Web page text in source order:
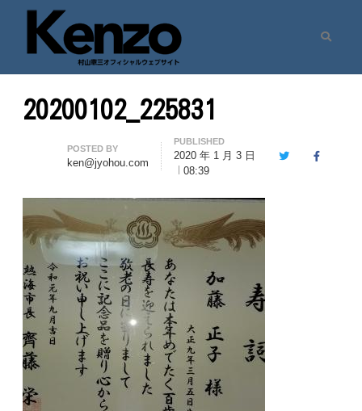
七転八起 – 村山憲三 Official Site
村山憲三ウェブサイト
20200102_225831
Author
POSTED BY
ken@jyohou.com
PUBLISHED
2020 年 1 月 3 日
08:39
TwitterFacebook